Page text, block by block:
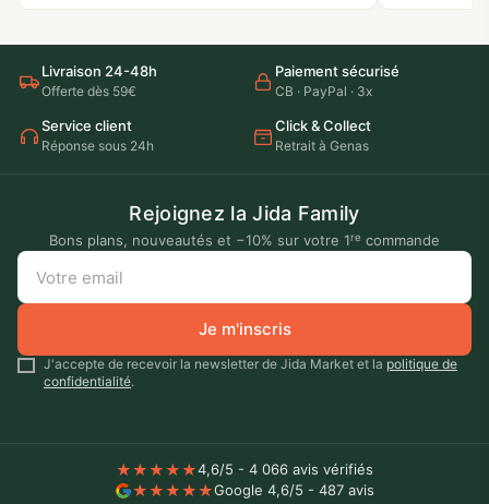
Livraison 24-48h
Offerte dès 59€
Paiement sécurisé
CB · PayPal · 3x
Service client
Réponse sous 24h
Click & Collect
Retrait à Genas
Rejoignez la Jida Family
Bons plans, nouveautés et −10% sur votre 1re commande
Votre
email
Je m'inscris
J'accepte de recevoir la newsletter de Jida Market et la politique de
confidentialité.
★★★★★4,6/5 - 4 066 avis vérifiés
★★★★★Google 4,6/5 - 487 avis